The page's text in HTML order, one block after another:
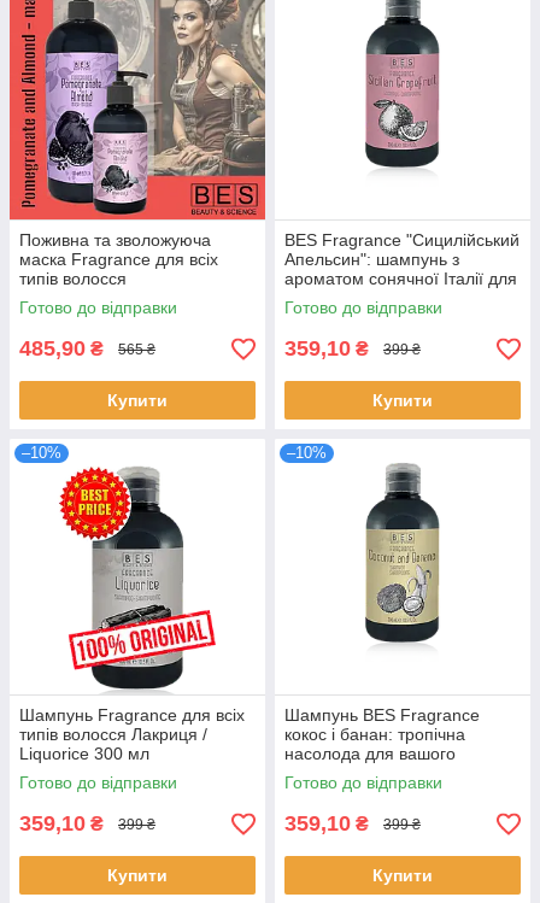
Поживна та зволожуюча
маска Fragrance для всіх
типів волосся
Готово до відправки
485,90 ₴ 565 ₴
Купити
BES Fragrance "Сицилійський
Апельсин": шампунь з
ароматом сонячної Італії для
розкішного та здорового
волосся
Готово до відправки
359,10 ₴ 399 ₴
Купити
–10%
Шампунь Fragrance для всіх
типів волосся Лакриця /
Liquorice 300 мл
Готово до відправки
359,10 ₴ 399 ₴
Купити
–10%
Шампунь BES Fragrance
кокос і банан: тропічна
насолода для вашого
волосся
Готово до відправки
359,10 ₴ 399 ₴
Купити